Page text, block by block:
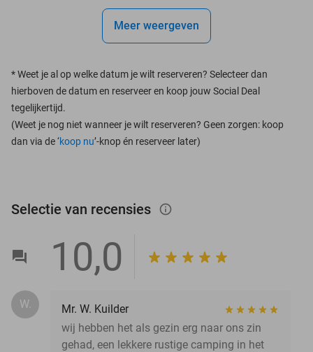
Meer weergeven
*Weet je al op welke datum je wilt reserveren? Selecteer dan
hierboven de datum en reserveer en koop jouw Social Deal
tegelijkertijd.
(Weet je nog niet wanneer je wilt reserveren? Geen zorgen: koop
dan via de ‘koop nu’-knop én reserveer later)
Selectie van recensies info_outlined
10,0
W.
Mr. W. Kuilder
wij hebben het als gezin erg naar ons zin
gehad, een lekkere rustige camping in het